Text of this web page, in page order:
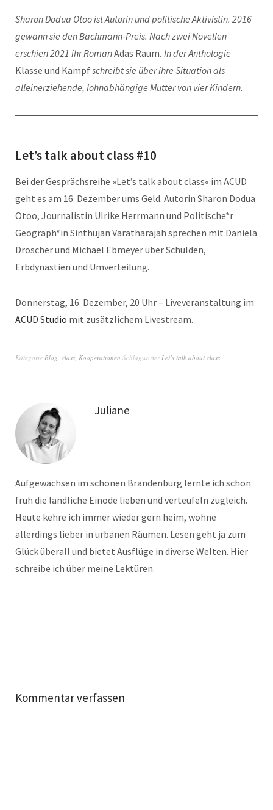
Sharon Dodua Otoo ist Autorin und politische Aktivistin. 2016
gewann sie den Bachmann-Preis. Nach zwei Novellen
erschien 2021 ihr RomanAdas Raum. In der Anthologie
Klasse und Kampfschreibt sie über ihre Situation als
alleinerziehende, lohnabhängige Mutter von vier Kindern.
Let’s talk about class #10
Bei der Gesprächsreihe »Let’s talk about class« im ACUD
geht es am 16. Dezember ums Geld. Autorin Sharon Dodua
Otoo, Journalistin Ulrike Herrmann und Politische*r
Geograph*in Sinthujan Varatharajah sprechen mit Daniela
Dröscher und Michael Ebmeyer über Schulden,
Erbdynastien und Umverteilung.
Donnerstag, 16. Dezember, 20 Uhr – Liveveranstaltung im
ACUD Studio mit zusätzlichem Livestream.
Kategorie Blog, class, Kooperationen SchlagwörterLet’s talk about class
Juliane
Aufgewachsen im schönen Brandenburg lernte ich schon
früh die ländliche Einöde lieben und verteufeln zugleich.
Heute kehre ich immer wieder gern heim, wohne
allerdings lieber in urbanen Räumen. Lesen geht ja zum
Glück überall und bietet Ausflüge in diverse Welten. Hier
schreibe ich über meine Lektüren.
Kommentar verfassen